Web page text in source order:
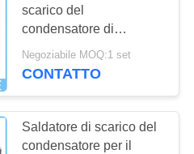
scarico del
condensatore di
prestazione per
hardware e gli
Negoziabile MOQ:1 set
CONTATTO
Saldatore di scarico del
condensatore per il